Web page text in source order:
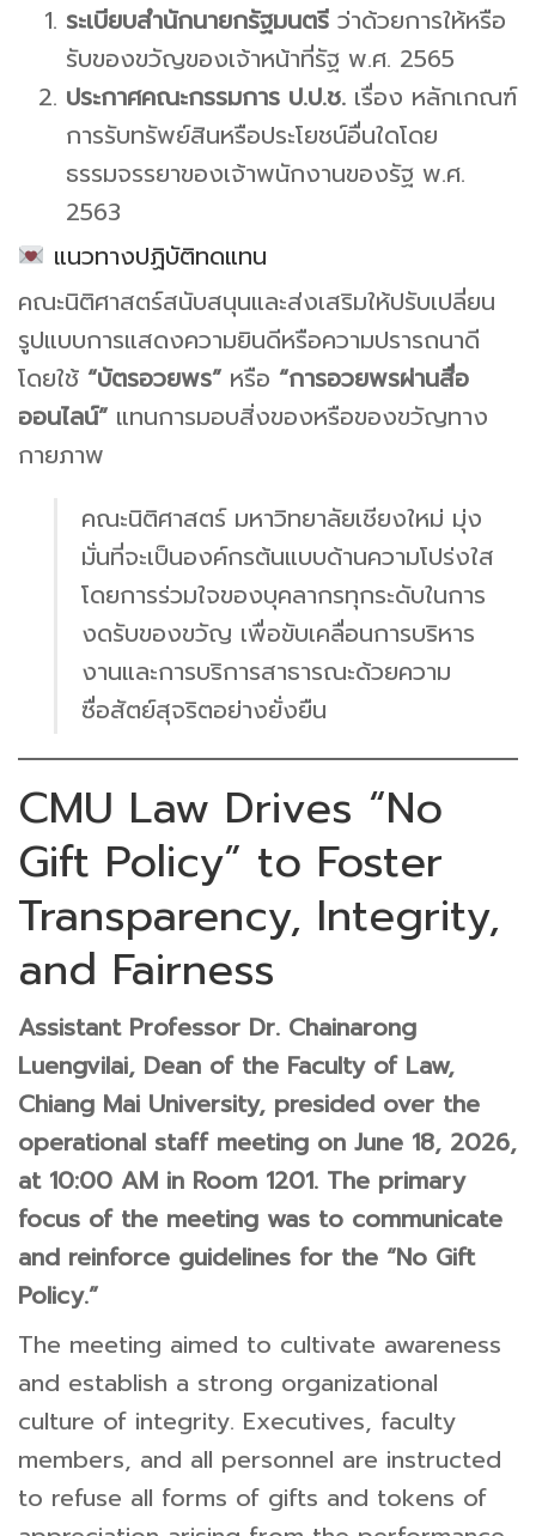
ระเบียบสำนักนายกรัฐมนตรี ว่าด้วยการให้หรือ
รับของขวัญของเจ้าหน้าที่รัฐ พ.ศ. 2565
ประกาศคณะกรรมการ ป.ป.ช. เรื่อง หลักเกณฑ์
การรับทรัพย์สินหรือประโยชน์อื่นใดโดย
ธรรมจรรยาของเจ้าพนักงานของรัฐ พ.ศ.
2563
แนวทางปฏิบัติทดแทน
คณะนิติศาสตร์สนับสนุนและส่งเสริมให้ปรับเปลี่ยน
รูปแบบการแสดงความยินดีหรือความปรารถนาดี
โดยใช้ “บัตรอวยพร” หรือ “การอวยพรผ่านสื่อ
ออนไลน์” แทนการมอบสิ่งของหรือของขวัญทาง
กายภาพ
คณะนิติศาสตร์ มหาวิทยาลัยเชียงใหม่ มุ่ง
มั่นที่จะเป็นองค์กรต้นแบบด้านความโปร่งใส
โดยการร่วมใจของบุคลากรทุกระดับในการ
งดรับของขวัญ เพื่อขับเคลื่อนการบริหาร
งานและการบริการสาธารณะด้วยความ
ซื่อสัตย์สุจริตอย่างยั่งยืน
CMU Law Drives “No
Gift Policy” to Foster
Transparency, Integrity,
and Fairness
Assistant Professor Dr. Chainarong
Luengvilai, Dean of the Faculty of Law,
Chiang Mai University, presided over the
operational staff meeting on June 18, 2026,
at 10:00 AM in Room 1201. The primary
focus of the meeting was to communicate
and reinforce guidelines for the “No Gift
Policy.”
The meeting aimed to cultivate awareness
and establish a strong organizational
culture of integrity. Executives, faculty
members, and all personnel are instructed
to refuse all forms of gifts and tokens of